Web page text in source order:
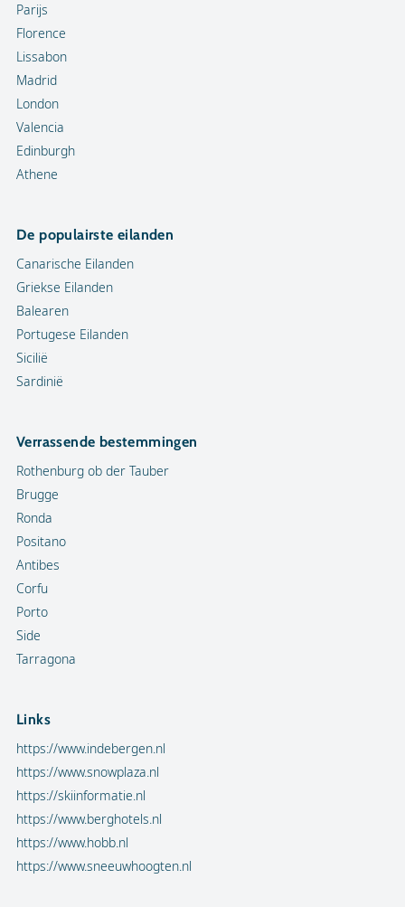
Parijs
Florence
Lissabon
Madrid
London
Valencia
Edinburgh
Athene
De populairste eilanden
Canarische Eilanden
Griekse Eilanden
Balearen
Portugese Eilanden
Sicilië
Sardinië
Verrassende bestemmingen
Rothenburg ob der Tauber
Brugge
Ronda
Positano
Antibes
Corfu
Porto
Side
Tarragona
Links
https://www.indebergen.nl
https://www.snowplaza.nl
https://skiinformatie.nl
https://www.berghotels.nl
https://www.hobb.nl
https://www.sneeuwhoogten.nl